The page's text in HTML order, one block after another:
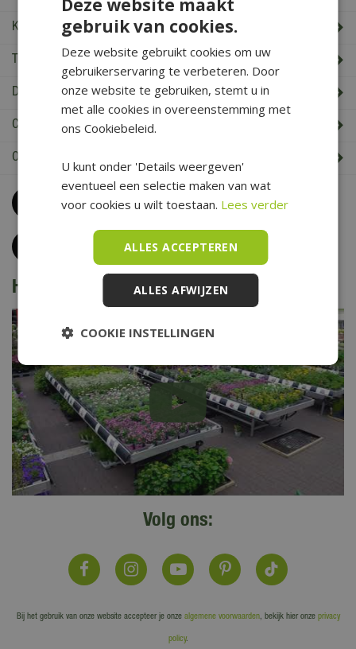
Klantenservice
Tuincentrum De Boet
De Boet klantenkaart
Cadeaukaart saldo check
Openingstijden & Contact
Bel0226 352 197
(maandag t/m zaterdag van 09.00 t/m 17.00 uur)
Klantenservice
Het is voorjaar bij De Boet
Volg ons:
Bij het gebruik van onze website accepteer je onze algemene voorwaarden, bekijk hier onze privacy
policy.
gebruik van cookies.
Deze website gebruikt cookies om uw
gebruikerservaring te verbeteren. Door
onze website te gebruiken, stemt u in
met alle cookies in overeenstemming met
ons Cookiebeleid.
U kunt onder 'Details weergeven'
eventueel een selectie maken van wat
voor cookies u wilt toestaan. Lees verder
ALLES ACCEPTEREN
ALLES AFWIJZEN
COOKIE INSTELLINGEN